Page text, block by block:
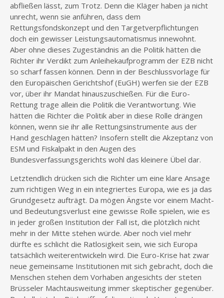
abfließen lässt, zum Trotz. Denn die Kläger haben ja nicht
unrecht, wenn sie anführen, dass dem
Rettungsfondskonzept und den Targetverpflichtungen
doch ein gewisser Leistungsautomatismus innewohnt.
Aber ohne dieses Zugeständnis an die Politik hätten die
Richter ihr Verdikt zum Anleihekaufprogramm der EZB nicht
so scharf fassen können. Denn in der Beschlussvorlage für
den Europäischen Gerichtshof (EuGH) werfen sie der EZB
vor, über ihr Mandat hinauszuschießen. Für die Euro-
Rettung trage allein die Politik die Verantwortung. Wie
hätten die Richter die Politik aber in diese Rolle drängen
können, wenn sie ihr alle Rettungsinstrumente aus der
Hand geschlagen hätten? Insofern stellt die Akzeptanz von
ESM und Fiskalpakt in den Augen des
Bundesverfassungsgerichts wohl das kleinere Übel dar.
Letztendlich drücken sich die Richter um eine klare Ansage
zum richtigen Weg in ein integriertes Europa, wie es ja das
Grundgesetz aufträgt. Da mögen Ängste vor einem Macht-
und Bedeutungsverlust eine gewisse Rolle spielen, wie es
in jeder großen Institution der Fall ist, die plötzlich nicht
mehr in der Mitte stehen würde. Aber noch viel mehr
dürfte es schlicht die Ratlosigkeit sein, wie sich Europa
tatsächlich weiterentwickeln wird. Die Euro-Krise hat zwar
neue gemeinsame Institutionen mit sich gebracht, doch die
Menschen stehen dem Vorhaben angesichts der steten
Brüsseler Machtausweitung immer skeptischer gegenüber.